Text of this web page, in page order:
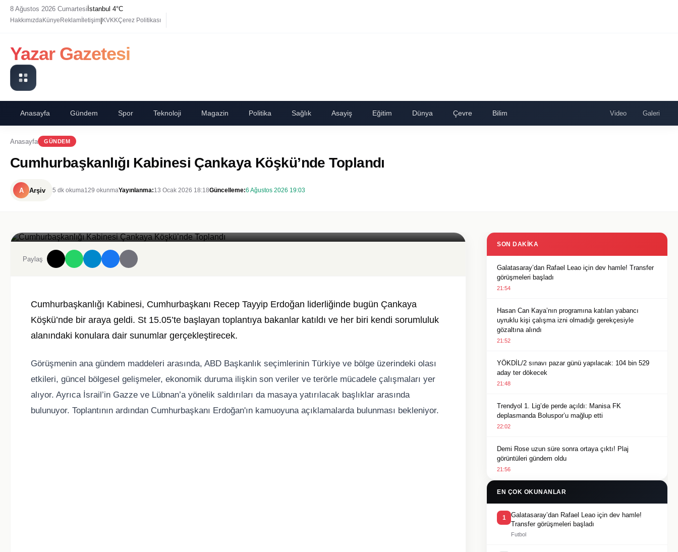
8 Ağustos 2026 Cumartesi İstanbul 4°C
HakkımızdaKünye Reklam İletişim|KVKKÇerez Politikası
Yazar Gazetesi
Anasayfa Gündem Spor Teknoloji Magazin Politika Sağlık Asayiş Eğitim Dünya Çevre Bilim Video Galeri
Anasayfa GÜNDEM
Cumhurbaşkanlığı Kabinesi Çankaya Köşkü’nde Toplandı
A Arşiv 5 dk okuma129 okunmaYayınlanma:13 Ocak 2026 18:18Güncelleme:6 Ağustos 2026 19:03
Paylaş
Cumhurbaşkanlığı Kabinesi, Cumhurbaşkanı Recep Tayyip Erdoğan liderliğinde bugün Çankaya
Köşkü’nde bir araya geldi. St 15.05’te başlayan toplantıya bakanlar katıldı ve her biri kendi sorumluluk
alanındaki konulara dair sunumlar gerçekleştirecek.
Görüşmenin ana gündem maddeleri arasında, ABD Başkanlık seçimlerinin Türkiye ve bölge üzerindeki olası
etkileri, güncel bölgesel gelişmeler, ekonomik duruma ilişkin son veriler ve terörle mücadele çalışmaları yer
alıyor. Ayrıca İsrail’in Gazze ve Lübnan’a yönelik saldırıları da masaya yatırılacak başlıklar arasında
bulunuyor. Toplantının ardından Cumhurbaşkanı Erdoğan'ın kamuoyuna açıklamalarda bulunması bekleniyor.
SON DAKIKA
Galatasaray’dan Rafael Leao için dev hamle! Transfer
görüşmeleri başladı
21:54
Hasan Can Kaya’nın programına katılan yabancı
uyruklu kişi çalışma izni olmadığı gerekçesiyle
gözaltına alındı
21:52
YÖKDİL/2 sınavı pazar günü yapılacak: 104 bin 529
aday ter dökecek
21:48
Trendyol 1. Lig’de perde açıldı: Manisa FK
deplasmanda Boluspor’u mağlup etti
22:02
Demi Rose uzun süre sonra ortaya çıktı! Plaj
görüntüleri gündem oldu
21:56
EN ÇOK OKUNANLAR
1
Galatasaray’dan Rafael Leao için dev hamle!
Transfer görüşmeleri başladı
Futbol